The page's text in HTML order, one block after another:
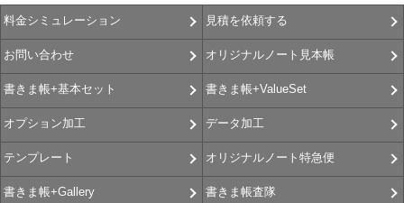
料金シミュレーション 見積を依頼する
お問い合わせ オリジナルノート見本帳
書きま帳+基本セット 書きま帳+ValueSet
オプション加工 データ加工
テンプレート オリジナルノート特急便
書きま帳+Gallery 書きま帳査隊